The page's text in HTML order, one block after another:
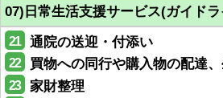
07)日常生活支援サービス(ガイド
21 通院の送迎・付添い
22 買物への同行や購入物の配達
23 家財整理